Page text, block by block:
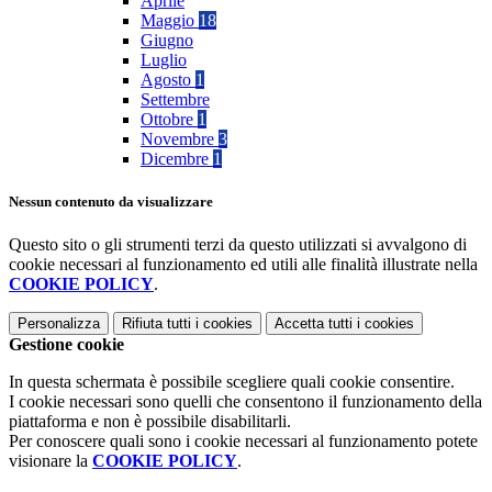
Maggio 18
Giugno
Luglio
Agosto 1
Settembre
Ottobre 1
Novembre 3
Dicembre 1
Nessun contenuto da visualizzare
Questo sito o gli strumenti terzi da questo utilizzati si avvalgono di
cookie necessari al funzionamento ed utili alle finalità illustrate nella
COOKIE POLICY.
Personalizza Rifiuta tutti i cookies Accetta tutti i cookies
Gestione cookie
In questa schermata è possibile scegliere quali cookie consentire.
I cookie necessari sono quelli che consentono il funzionamento della
piattaforma e non è possibile disabilitarli.
Per conoscere quali sono i cookie necessari al funzionamento potete
visionare la COOKIE POLICY.